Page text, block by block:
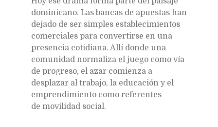
dominicano. Las bancas de apuestas han
dejado de ser simples establecimientos
comerciales para convertirse en una
presencia cotidiana. Allí donde una
comunidad normaliza el juego como vía
de progreso, el azar comienza a
desplazar al trabajo, la educación y el
emprendimiento como referentes
de movilidad social.